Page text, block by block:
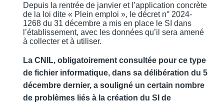
Depuis la rentrée de janvier et l’application concrète
de la loi dite « Plein emploi », le décret n° 2024-
1268 du 31 décembre a mis en place le SI dans
l’établissement, avec les données qu’il sera amené
à collecter et à utiliser.
La CNIL, obligatoirement consultée pour ce type
de fichier informatique, dans sa délibération du 5
décembre dernier, a souligné un certain nombre
de problèmes liés à la création du SI de